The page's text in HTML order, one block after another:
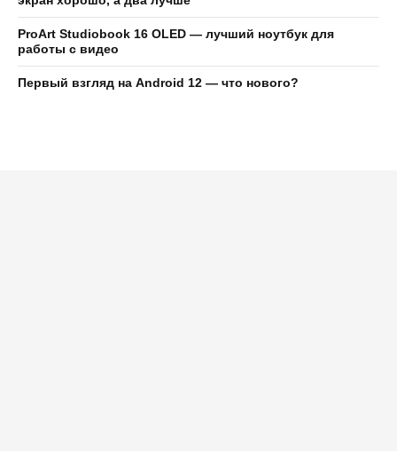
ProArt Studiobook 16 OLED — лучший ноутбук для
работы с видео
Первый взгляд на Android 12 — что нового?